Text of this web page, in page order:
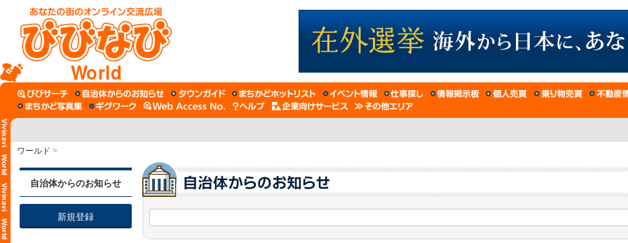
World
ワールド >
自治体からのお知らせ
新規登録